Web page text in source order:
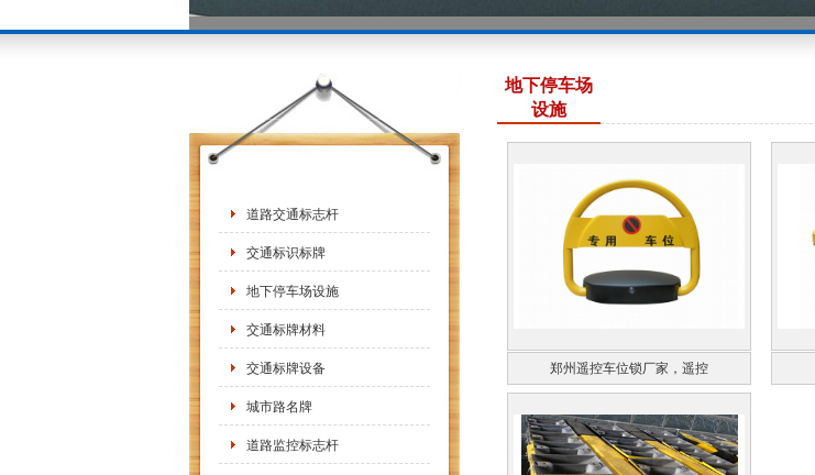
道路交通标志杆
交通标识标牌
地下停车场设施
交通标牌材料
交通标牌设备
城市路名牌
道路监控标志杆
地下停车场
设施
郑州遥控车位锁厂家，遥控